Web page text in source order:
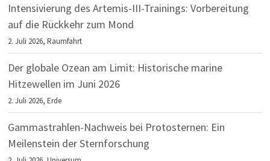
Intensivierung des Artemis-III-Trainings: Vorbereitung
auf die Rückkehr zum Mond
2. Juli 2026,Raumfahrt
Der globale Ozean am Limit: Historische marine
Hitzewellen im Juni 2026
2. Juli 2026,Erde
Gammastrahlen-Nachweis bei Protosternen: Ein
Meilenstein der Sternforschung